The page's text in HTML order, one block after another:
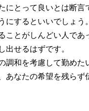
にとって良いとは断
にするといいでしょう。
ことがしんどい人で
出せるはずです。
調和を考慮して勤め
なたの希望を残らず